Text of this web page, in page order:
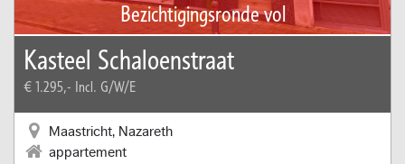
Bezichtigingsronde vol
Kasteel Schaloenstraat
€ 1.295,- Incl. G/W/E
Maastricht, Nazareth
appartement